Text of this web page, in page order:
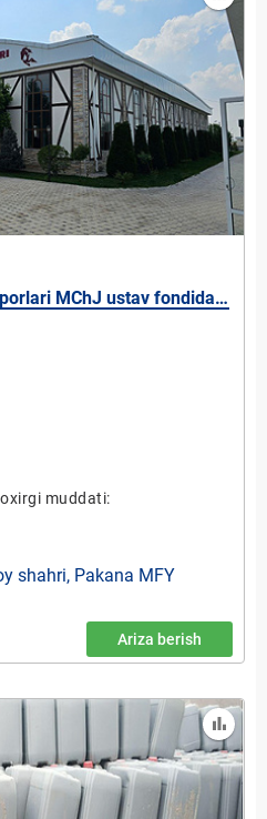
muddati:
shahri, Pakana MFY
Ariza berish